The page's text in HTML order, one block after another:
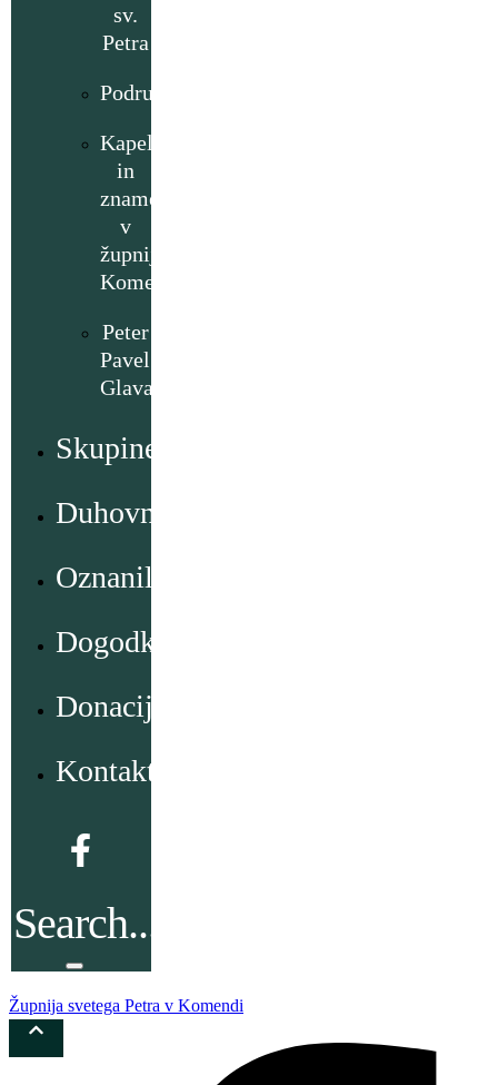
sv.
Petra
Podružnice
Kapelice
in
znamenja
v
župniji
Komenda
Peter
Pavel
Glavar
Skupine
Duhovno
Oznanila
Dogodki
Donacije
Kontakt
Župnija svetega Petra v Komendi